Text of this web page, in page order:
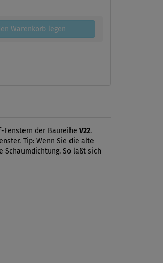
Warenkorb legen
Fenstern der Baureihe V22.
Tip: Wenn Sie die alte
Schaumdichtung. So läßt sich